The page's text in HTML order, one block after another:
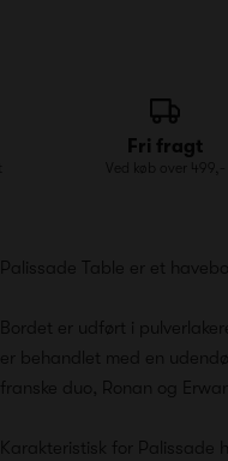
Fri fragt
Ved køb over 499,-
Palissade Table er et
Bordet er udført i
er behandlet med en
franske duo, Ronan og
Karakteristisk for